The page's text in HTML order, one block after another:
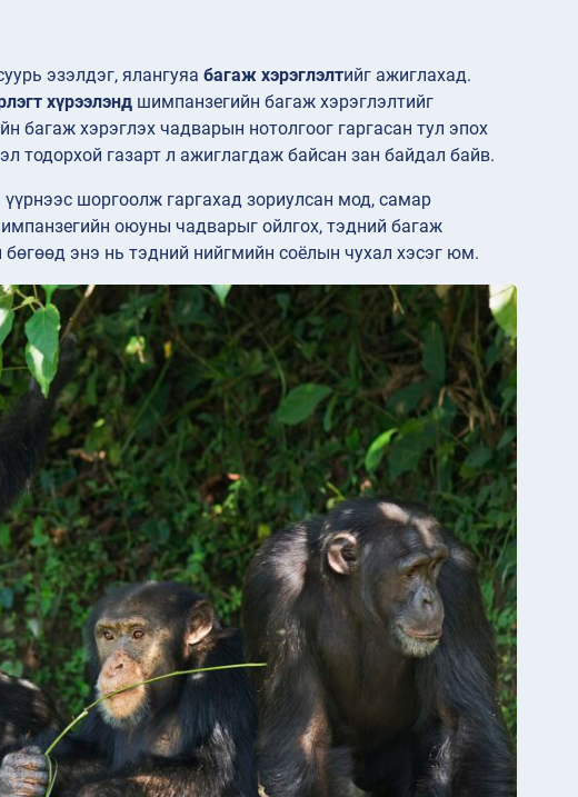
эзэлдэг, ялангуяа багаж хэрэглэлтийг ажиглахад.
хүрээлэнд шимпанзегийн багаж хэрэглэлтийг
багаж хэрэглэх чадварын нотолгоог гаргасан тул эпох
тодорхой газарт л ажиглагдаж байсан зан байдал байв.
шоргоолж гаргахад зориулсан мод, самар
оюуны чадварыг ойлгох, тэдний багаж
бөгөөд энэ нь тэдний нийгмийн соёлын чухал хэсэг юм.